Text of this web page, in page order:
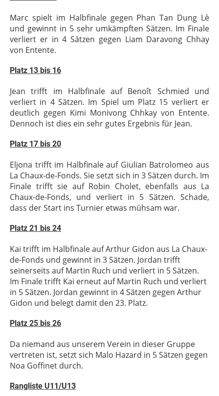
Marc spielt im Halbfinale gegen Phan Tan Dung Lè
und gewinnt in 5 sehr umkämpften Sätzen. Im Finale
verliert er in 4 Sätzen gegen Liam Daravong Chhay
von Entente.
Platz 13 bis 16
Jean trifft im Halbfinale auf Benoît Schmied und
verliert in 4 Sätzen. Im Spiel um Platz 15 verliert er
deutlich gegen Kimi Monivong Chhkay von Entente.
Dennoch ist dies ein sehr gutes Ergebnis für Jean.
Platz 17 bis 20
Eljona trifft im Halbfinale auf Giulian Batrolomeo aus
La Chaux-de-Fonds. Sie setzt sich in 3 Sätzen durch. Im
Finale trifft sie auf Robin Cholet, ebenfalls aus La
Chaux-de-Fonds, und verliert in 5 Sätzen. Schade,
dass der Start ins Turnier etwas mühsam war.
Platz 21 bis 24
Kai trifft im Halbfinale auf Arthur Gidon aus La Chaux-
de-Fonds und gewinnt in 3 Sätzen. Jordan trifft
seinerseits auf Martin Ruch und verliert in 5 Sätzen.
Im Finale trifft Kai erneut auf Martin Ruch und verliert
in 5 Sätzen. Jordan gewinnt in 4 Sätzen gegen Arthur
Gidon und belegt damit den 23. Platz.
Platz 25 bis 26
Da niemand aus unserem Verein in dieser Gruppe
vertreten ist, setzt sich Malo Hazard in 5 Sätzen gegen
Noa Goffinet durch.
Rangliste U11/U13